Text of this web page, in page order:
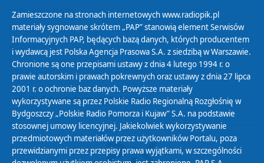
Cyfryzacja DAB+
Polityka ochrony danych osobowych
Abonament
Zamówienia publiczne
Biuletyn Informacji Publicznej
Zamieszczone na stronach internetowych www.radiopik.pl
materiały sygnowane skrótem „PAP” stanowią element Serwisów
Informacyjnych PAP, będących bazą danych, których producentem
i wydawcą jest Polska Agencja Prasowa S.A. z siedzibą w Warszawie.
Chronione są one przepisami ustawy z dnia 4 lutego 1994 r. o
prawie autorskim i prawach pokrewnych oraz ustawy z dnia 27 lipca
2001 r. o ochronie baz danych. Powyższe materiały
wykorzystywane są przez Polskie Radio Regionalną Rozgłośnię w
Bydgoszczy „Polskie Radio Pomorza i Kujaw” S.A. na podstawie
stosownej umowy licencyjnej. Jakiekolwiek wykorzystywanie
przedmiotowych materiałów przez użytkowników Portalu, poza
przewidzianymi przez przepisy prawa wyjątkami, w szczególności